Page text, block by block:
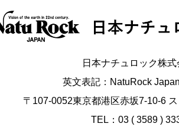
日本ナチュロック株式
英文表記：NatuRock
〒107-0052東京都港区赤坂7-10-6
TEL：03 ( 3589 )